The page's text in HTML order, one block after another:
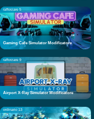
rafforzare 5
Gaming Cafe Simulator Modificatore
rafforzare 9
Airport X-Ray Simulator Modificatore
ordinario 13